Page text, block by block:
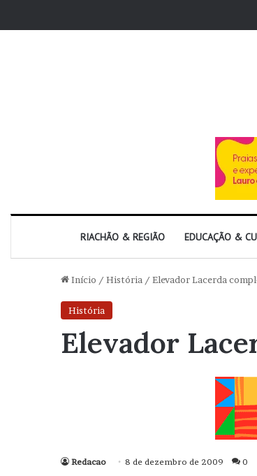
RIACHÃO & REGIÃO EDUCAÇÃO &
Início / História / Elevador Lacerda
História
Elevador
Redacao 8 de dezembro de 2009 0